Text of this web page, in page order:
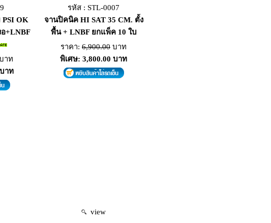
OK
+LNBF
าท
าท
รหัส : STL-0007
จานปิคนิค HI SAT 35 CM. ตั้ง
พื้น + LNBF ยกแพ็ค 10 ใบ
ราคา: 6,900.00 บาท
พิเศษ: 3,800.00 บาท
view